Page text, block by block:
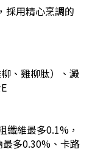
採用精心烹調的
、雞柳肽）、澱
纖維最多0.1%，
多0.30%、卡路